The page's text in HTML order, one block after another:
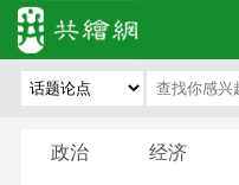
政治 经济